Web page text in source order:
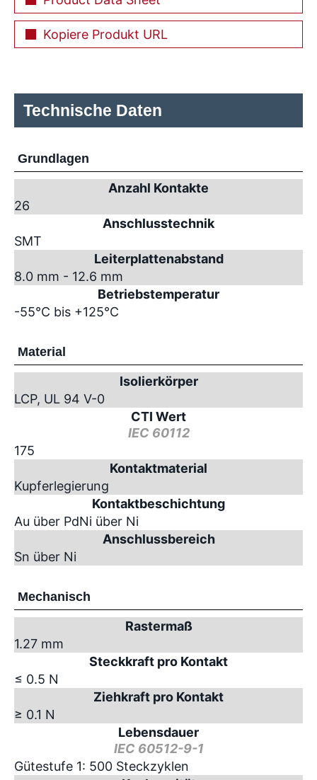
Kopiere Produkt URL
Technische Daten
Grundlagen
Anzahl Kontakte
26
Anschlusstechnik
SMT
Leiterplattenabstand
8.0 mm - 12.6 mm
Betriebstemperatur
-55°C bis +125°C
Material
Isolierkörper
LCP, UL 94 V-0
CTI Wert
IEC 60112
175
Kontaktmaterial
Kupferlegierung
Kontaktbeschichtung
Au über PdNi über Ni
Anschlussbereich
Sn über Ni
Mechanisch
Rastermaß
1.27 mm
Steckkraft pro Kontakt
≤ 0.5 N
Ziehkraft pro Kontakt
≥ 0.1 N
Lebensdauer
IEC 60512-9-1
Gütestufe 1: 500 Steckzyklen